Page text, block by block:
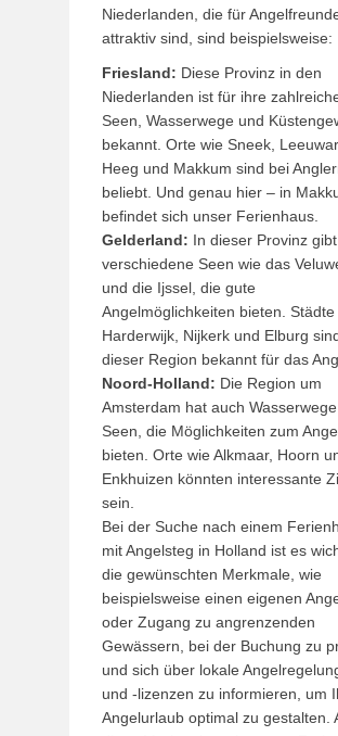
Niederlanden, die für
attraktiv sind, sind beispielsweise:
Friesland: Diese Provinz in den
Niederlanden ist für ihre
Seen, Wasserwege und
bekannt. Orte wie Sneek,
Heeg und Makkum sind bei
beliebt. Und genau hier – in
befindet sich unser Ferienhaus.
Gelderland: In dieser Provinz
verschiedene Seen wie das
und die Ijssel, die gute
Angelmöglichkeiten bieten. Städte
Harderwijk, Nijkerk und Elburg
dieser Region bekannt für das
Noord-Holland: Die Region um
Amsterdam hat auch
Seen, die Möglichkeiten zum
bieten. Orte wie Alkmaar, Hoorn
Enkhuizen könnten interessante
sein.
Bei der Suche nach einem
mit Angelsteg in Holland ist es
die gewünschten Merkmale, wie
beispielsweise einen eigenen
oder Zugang zu angrenzenden
Gewässern, bei der Buchung zu
und sich über lokale
und -lizenzen zu informieren, um
Angelurlaub optimal zu gestalten.